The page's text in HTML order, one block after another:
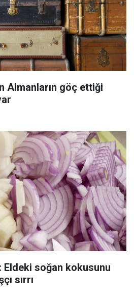
Almanların göç ettiği
Eldeki soğan kokusunu
sırrı